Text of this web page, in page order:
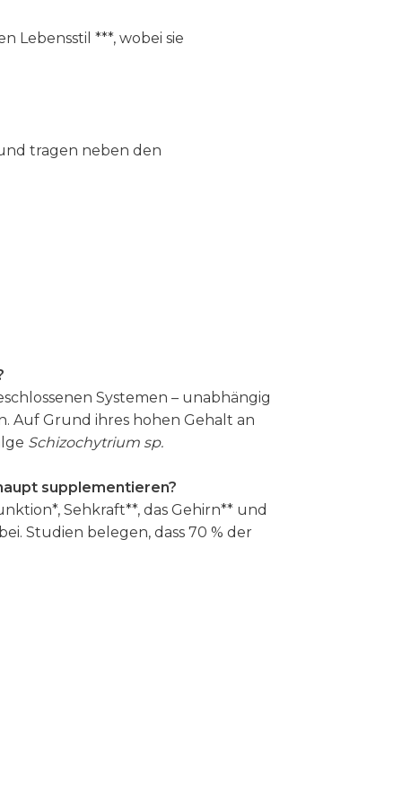
Lebensstil ***, wobei sie
tragen neben den
Systemen – unabhängig
Auf Grund ihres hohen Gehalt an
Schizochytrium sp.
supplementieren?
Sehkraft**, das Gehirn** und
Studien belegen, dass 70 % der